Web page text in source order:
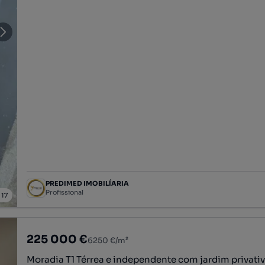
17
PREDIMED IMOBILÍARIA
Profissional
225 000 €6250 €/m²
Moradia T1 Térrea e independente com jardim